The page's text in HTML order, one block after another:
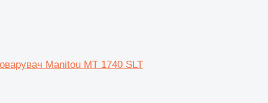
Manitou MT 1740 SLT